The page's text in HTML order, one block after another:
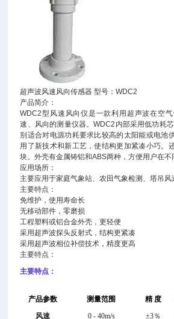
超声波风速风向传感器 型号：WDC2
产品简介：
WDC2型风速风向仪是一款利用超声波在空
速、风向的测量仪器。WDC2内部采用低功耗
别适合对电源功耗要求比较高的太阳能或电池
用了新技术和新工艺，使结构更加紧凑小巧。
块。外壳有金属铸铝和ABS两种，方便用户在不
应用场所：
主要应用于家庭气象站、农田气象检测、塔吊风
主要特点：
免维护，使用寿命长
无移动部件，零磨损
工程塑料或铝合金外壳，更轻便
采用超声波探头反射式，结构更紧凑
采用超声波相位补偿技术，精度更高
主要特点：
主要特点：
产品参数 测量范围 精 度
风速
0 - 40m/s ±3％